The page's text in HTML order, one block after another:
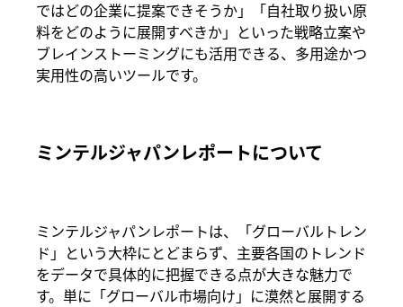
ではどの企業に提案できそうか」「自社取り扱い原
料をどのように展開すべきか」といった戦略立案や
ブレインストーミングにも活用できる、多用途かつ
実用性の高いツールです。
ミンテルジャパンレポートについて
ミンテルジャパンレポートは、「グローバルトレン
ド」という大枠にとどまらず、主要各国のトレンド
をデータで具体的に把握できる点が大きな魅力で
す。単に「グローバル市場向け」に漠然と展開する